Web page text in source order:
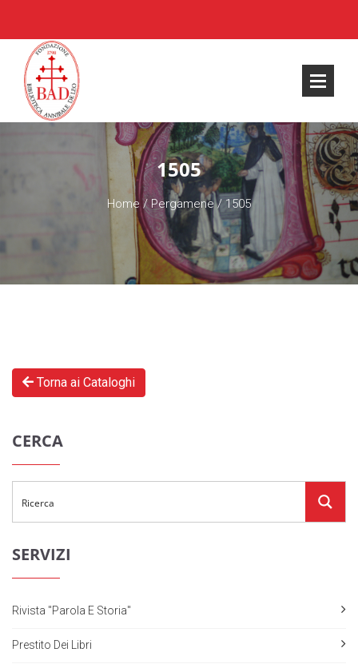
1505
Home / Pergamene/ 1505
Torna ai Cataloghi
CERCA
SERVIZI
Rivista "Parola E Storia"
Prestito Dei Libri